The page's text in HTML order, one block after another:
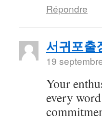
Répondre
서귀포출
19
Your
every